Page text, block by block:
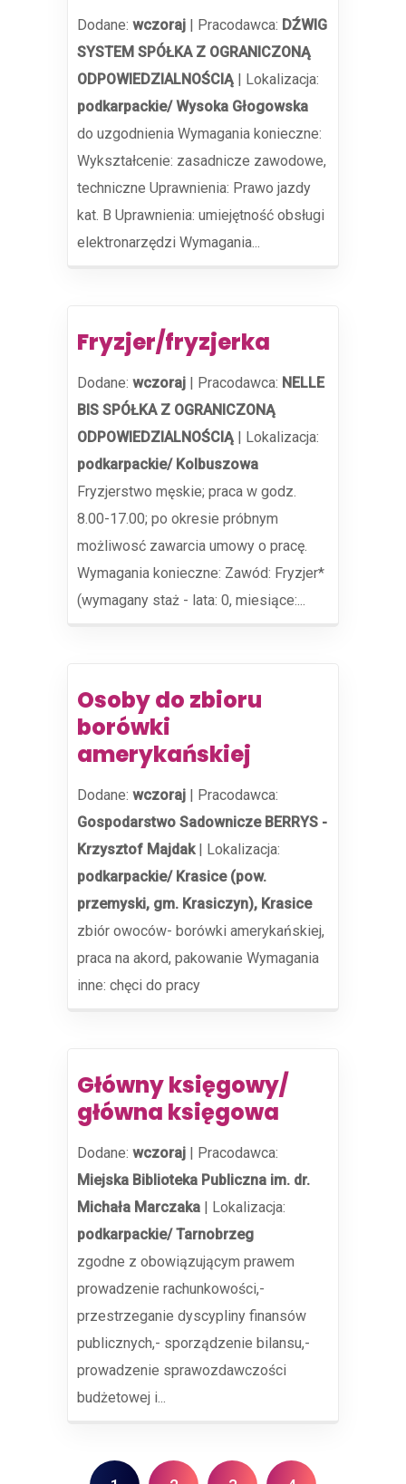
Dodane: wczoraj | Pracodawca: DŹWIG
SYSTEM SPÓŁKA Z OGRANICZONĄ
ODPOWIEDZIALNOŚCIĄ | Lokalizacja:
podkarpackie/ Wysoka Głogowska
do uzgodnienia Wymagania konieczne:
Wykształcenie: zasadnicze zawodowe,
techniczne Uprawnienia: Prawo jazdy
kat. B Uprawnienia: umiejętność obsługi
elektronarzędzi Wymagania...
Fryzjer/fryzjerka
Dodane: wczoraj | Pracodawca: NELLE
BIS SPÓŁKA Z OGRANICZONĄ
ODPOWIEDZIALNOŚCIĄ | Lokalizacja:
podkarpackie/ Kolbuszowa
Fryzjerstwo męskie; praca w godz.
8.00-17.00; po okresie próbnym
możliwosć zawarcia umowy o pracę.
Wymagania konieczne: Zawód: Fryzjer*
(wymagany staż - lata: 0, miesiące:...
Osoby do zbioru
borówki
amerykańskiej
Dodane: wczoraj | Pracodawca:
Gospodarstwo Sadownicze BERRYS -
Krzysztof Majdak| Lokalizacja:
podkarpackie/ Krasice (pow.
przemyski, gm. Krasiczyn), Krasice
zbiór owoców- borówki amerykańskiej,
praca na akord, pakowanie Wymagania
inne: chęci do pracy
Główny księgowy/
główna księgowa
Dodane: wczoraj | Pracodawca:
Miejska Biblioteka Publiczna im. dr.
Michała Marczaka | Lokalizacja:
podkarpackie/ Tarnobrzeg
zgodne z obowiązującym prawem
prowadzenie rachunkowości,-
przestrzeganie dyscypliny finansów
publicznych,- sporządzenie bilansu,-
prowadzenie sprawozdawczości
budżetowej i...